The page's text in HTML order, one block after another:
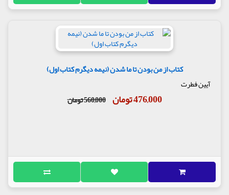
کتاب از من بودن تا ما شدن (نیمه دیگرم کتاب اول)
آیین فطرت
476,000 تومان 560,000 تومان